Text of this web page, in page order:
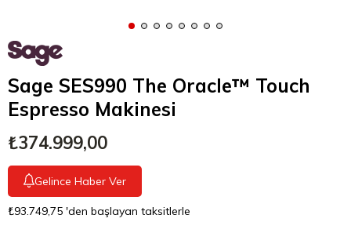
Sage SES990 The Oracle™ Touch
Espresso Makinesi
₺374.999,00
Gelince Haber Ver
₺93.749,75 'den başlayan taksitlerle